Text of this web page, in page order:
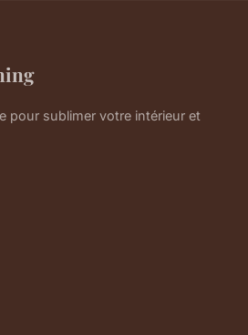
pour sublimer votre intérieur et